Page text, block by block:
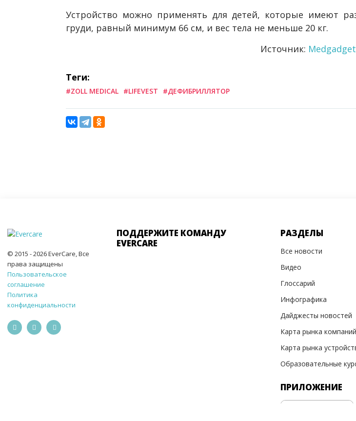
Устройство можно применять для детей, которые имеют
груди, равный минимум 66 см, и вес тела не меньше 20 кг.
Источник:
Теги:
#ZOLL MEDICAL #LIFEVEST #ДЕФИБРИЛЛЯТОР
© 2015 - 2026 EverCare, Все
права защищены
Пользовательское
соглашение
Политика
конфиденциальности
ПОДДЕРЖИТЕ КОМАНДУ
EVERCARE
РАЗДЕЛЫ
Все новости
Видео
Глоссарий
Инфографика
Дайджесты новостей
Карта рынка компаний
Карта рынка
Образовательные
ПРИЛОЖЕНИЕ